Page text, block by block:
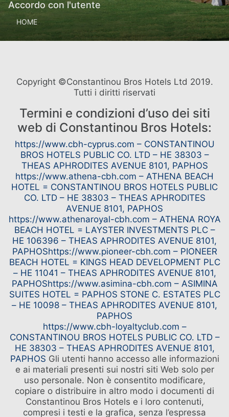
IL GRUPPO
HOTEL INTRATTENIMENTO ED
Accordo con l'utente
HOME
Copyright ©Constantinou Bros Hotels Ltd 2019.
Tutti i diritti riservati
Termini e condizioni d’uso dei siti
web di Constantinou Bros Hotels:
https://www.cbh-cyprus.com – CONSTANTINOU
BROS HOTELS PUBLIC CO. LTD – HE 38303 –
THEAS APHRODITES AVENUE 8101, PAPHOS
https://www.athena-cbh.com – ATHENA BEACH
HOTEL = CONSTANTINOU BROS HOTELS PUBLIC
CO. LTD – HE 38303 – THEAS APHRODITES
AVENUE 8101, PAPHOS
https://www.athenaroyal-cbh.com – ATHENA ROYA
BEACH HOTEL = LAYSTER INVESTMENTS PLC –
HE 106396 – THEAS APHRODITES AVENUE 8101,
PAPHOShttps://www.pioneer-cbh.com – PIONEER
BEACH HOTEL = KINGS HEAD DEVELOPMENT PLC
– HE 11041 – THEAS APHRODITES AVENUE 8101,
PAPHOShttps://www.asimina-cbh.com – ASIMINA
SUITES HOTEL = PAPHOS STONE C. ESTATES PLC
– HE 10098 – THEAS APHRODITES AVENUE 8101,
PAPHOS
https://www.cbh-loyaltyclub.com –
CONSTANTINOU BROS HOTELS PUBLIC CO. LTD –
HE 38303 – THEAS APHRODITES AVENUE 8101,
PAPHOS Gli utenti hanno accesso alle informazioni
e ai materiali presenti sui nostri siti Web solo per
uso personale. Non è consentito modificare,
copiare o distribuire in altro modo i documenti di
Constantinou Bros Hotels e i loro contenuti,
compresi i testi e la grafica, senza l’espressa